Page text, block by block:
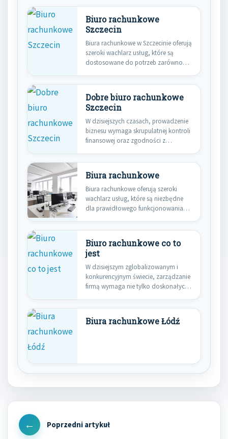
Biuro rachunkowe
Szczecin
Biura rachunkowe w Szczecinie oferują
szeroki wachlarz usług, które są
dostosowane do potrzeb zarówno
Dobre biuro rachunkowe
Szczecin
W dzisiejszych czasach, prowadzenie
biznesu wymaga skrupulatnej kontroli
finansowej oraz zgodności z
Biura rachunkowe
Biura rachunkowe oferują szeroki
wachlarz usług, które są niezbędne
dla prawidłowego funkcjonowania
Biuro rachunkowe co to
jest
W dzisiejszym zglobalizowanym i
konkurencyjnym świecie, zarządzanie
firmą wymaga nie tylko doskonałych
Biura rachunkowe Łódź
Nawigacja
wpisu
Previous